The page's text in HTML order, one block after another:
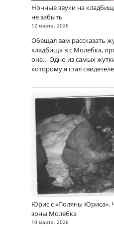
Ночные звуки на
не забыть
12 марта, 2026
Обещал вам рассказать
кладбища в с.Молебка,
она… Одно из самых
которому я стал
Юрис с «Поляны Юриса».
зоны Молебка
10 марта, 2026